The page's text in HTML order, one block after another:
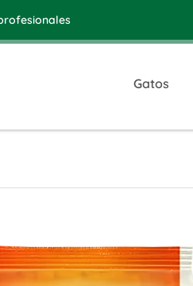
Gatos